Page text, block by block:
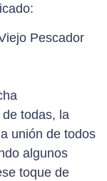
Pescador
todas, la
unión de todos
algunos
toque de